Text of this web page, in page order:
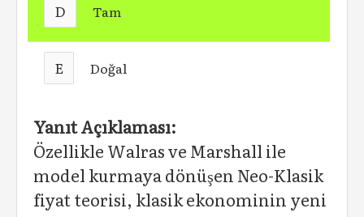
D Tam
E Doğal
Yanıt Açıklaması:
Özellikle Walras ve Marshall ile
model kurmaya dönüşen Neo-Klasik
fiyat teorisi, klasik ekonominin yeni